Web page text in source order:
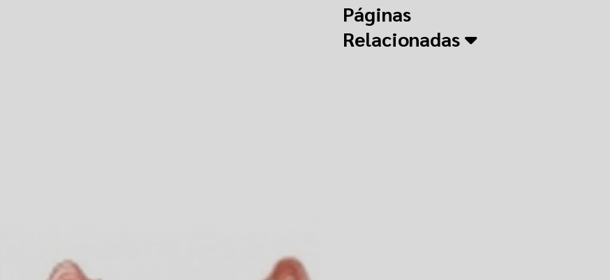
Páginas
Relacionadas